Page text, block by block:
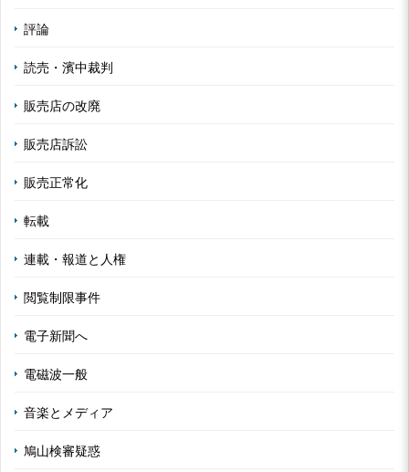
評論
読売・濱中裁判
販売店の改廃
販売店訴訟
販売正常化
転載
連載・報道と人権
閲覧制限事件
電子新聞へ
電磁波一般
音楽とメディア
鳩山検審疑惑